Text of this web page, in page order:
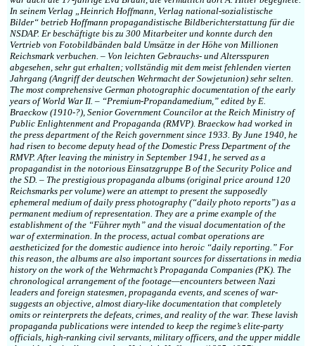
In seinem Verlag „Heinrich Hoffmann, Verlag national-sozialistische
Bilder“ betrieb Hoffmann propagandistische Bildberichterstattung für die
NSDAP. Er beschäftigte bis zu 300 Mitarbeiter und konnte durch den
Vertrieb von Fotobildbänden bald Umsätze in der Höhe von Millionen
Reichsmark verbuchen. – Von leichten Gebrauchs- und Altersspuren
abgesehen, sehr gut erhalten; vollständig mit dem meist fehlenden vierten
Jahrgang (Angriff der deutschen Wehrmacht der Sowjetunion) sehr selten.
The most comprehensive German photographic documentation of the early
years of World War II. – “Premium-Propandamedium,” edited by E.
Braeckow (1910-?), Senior Government Councilor at the Reich Ministry of
Public Enlightenment and Propaganda (RMVP). Braeckow had worked in
the press department of the Reich government since 1933. By June 1940, he
had risen to become deputy head of the Domestic Press Department of the
RMVP. After leaving the ministry in September 1941, he served as a
propagandist in the notorious Einsatzgruppe B of the Security Police and
the SD. – The prestigious propaganda albums (original price around 120
Reichsmarks per volume) were an attempt to present the supposedly
ephemeral medium of daily press photography (“daily photo reports”) as a
permanent medium of representation. They are a prime example of the
establishment of the “Führer myth” and the visual documentation of the
war of extermination. In the process, actual combat operations are
aestheticized for the domestic audience into heroic “daily reporting.” For
this reason, the albums are also important sources for dissertations in media
history on the work of the Wehrmacht’s Propaganda Companies (PK). The
chronological arrangement of the footage—encounters between Nazi
leaders and foreign statesmen, propaganda events, and scenes of war-
suggests an objective, almost diary-like documentation that completely
omits or reinterprets the defeats, crimes, and reality of the war. These lavish
propaganda publications were intended to keep the regime’s elite-party
officials, high-ranking civil servants, military officers, and the upper middle